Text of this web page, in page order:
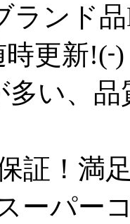
ランド
更新!(-)
い、品
証！満
ーパー